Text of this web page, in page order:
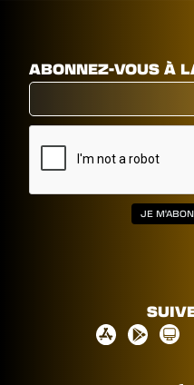
ABONNEZ-VOUS À